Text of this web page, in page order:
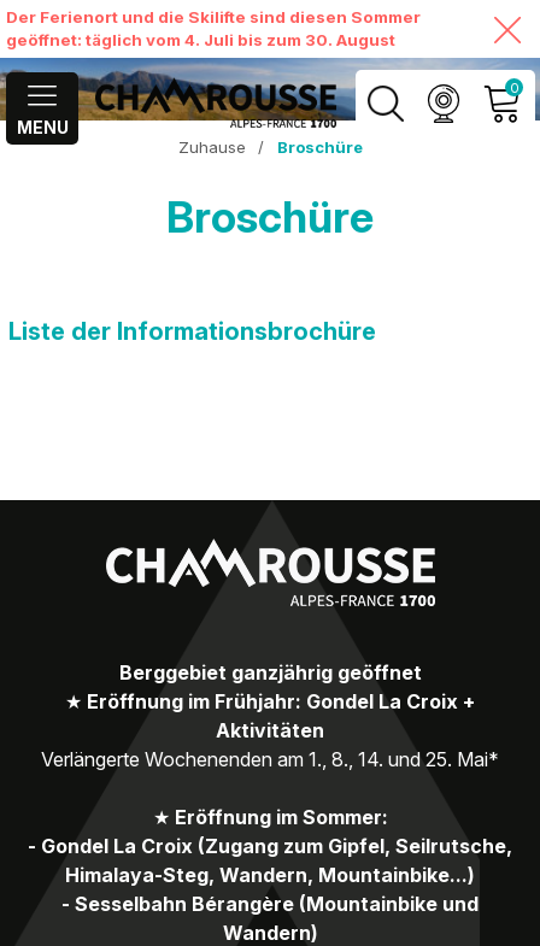
Der Ferienort und die Skilifte sind diesen Sommer
geöffnet: täglich vom 4. Juli bis zum 30. August
MENU
0
MEIN KONTO
MEINEN WARENKORB
Zuhause / Broschüre
Broschüre
Liste der Informationsbrochüre
Berggebiet ganzjährig geöffnet
★ Eröffnung im Frühjahr: Gondel La Croix +
Aktivitäten
Verlängerte Wochenenden am 1., 8., 14. und 25. Mai*
★ Eröffnung im Sommer:
- Gondel La Croix (Zugang zum Gipfel, Seilrutsche,
Himalaya-Steg, Wandern, Mountainbike...)
- Sesselbahn Bérangère (Mountainbike und
Wandern)